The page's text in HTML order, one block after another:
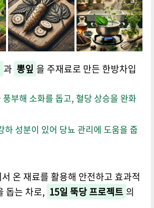
과 뽕잎 을 주재료로 만든 한방차입
부해 소화를 돕고, 혈당 상승을 완화
하 성분이 있어 당뇨 관리에 도움을 줍
온 재료를 활용해 안전하고 효과적
돕는 차로, 15일 뚝당 프로젝트 의